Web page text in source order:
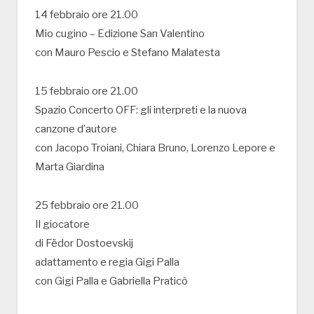
14 febbraio ore 21.00
Mio cugino – Edizione San Valentino
con Mauro Pescio e Stefano Malatesta
15 febbraio ore 21.00
Spazio Concerto OFF: gli interpreti e la nuova
canzone d’autore
con Jacopo Troiani, Chiara Bruno, Lorenzo Lepore e
Marta Giardina
25 febbraio ore 21.00
Il giocatore
di Fëdor Dostoevskij
adattamento e regia Gigi Palla
con Gigi Palla e Gabriella Praticò